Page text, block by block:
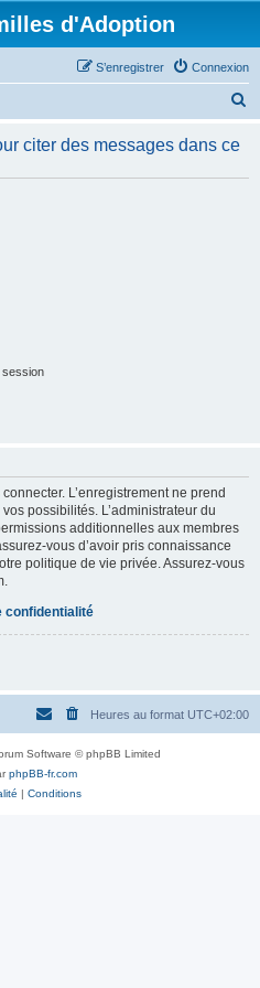
d'Adoption
Connexion
S’enregistrer
h
citer des messages dans ce
session
L’enregistrement ne prend
possibilités. L’administrateur du
additionnelles aux membres
vous d’avoir pris connaissance
politique de vie privée. Assurez-vous
confidentialité
Heures au format UTC+02:00
Software © phpBB Limited
phpBB-fr.com
| Conditions